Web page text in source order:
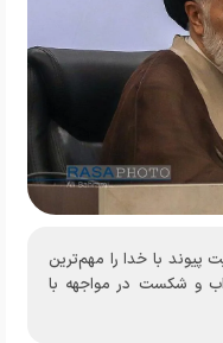
پیوند با خدا را مهم‌ترین
و شکست در مواجهه با